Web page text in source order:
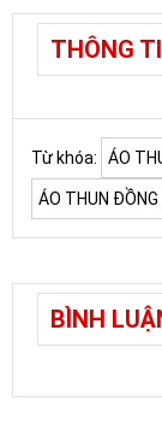
THÔNG
Từ khóa: ÁO
ÁO THUN ĐỒNG
BÌNH